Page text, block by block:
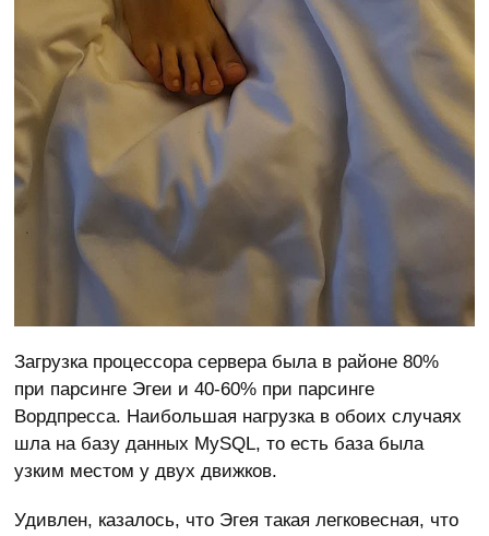
Загрузка процессора сервера была в районе 80%
при парсинге Эгеи и 40-60% при парсинге
Вордпресса. Наибольшая нагрузка в обоих случаях
шла на базу данных MySQL, то есть база была
узким местом у двух движков.
Удивлен, казалось, что Эгея такая легковесная, что